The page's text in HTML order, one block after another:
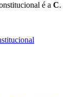
é a C.